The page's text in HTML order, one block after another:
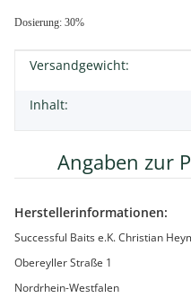
Dosierung: 30%
Produkteigenschaft
Wert
Versandgewicht:
Inhalt:
Angaben zur
Herstellerinformationen:
Successful Baits e.K. Christian
Obereyller Straße 1
Nordrhein-Westfalen